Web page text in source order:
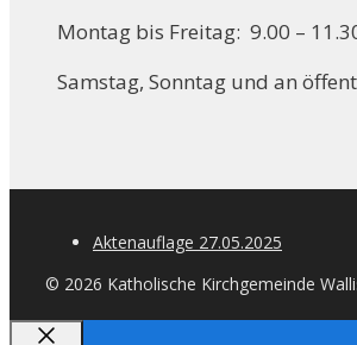
Montag bis Freitag: 9.00 –
Samstag, Sonntag und an
Aktenauflage 27.05.2025
© 2026 Katholische Kirchgemeinde